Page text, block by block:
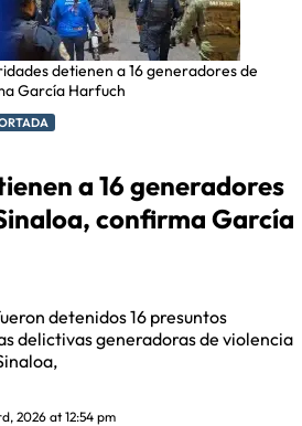
detienen a 16 generadores de
García Harfuch
a 16 generadores
confirma García
detenidos 16 presuntos
delictivas generadoras de violencia
2026 at 12:54 pm